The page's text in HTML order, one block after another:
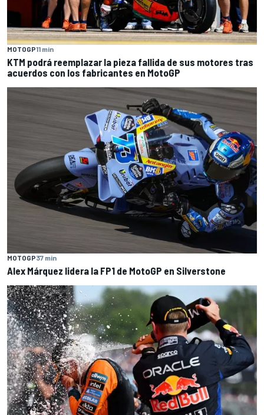
MOTOGP11 min
KTM podrá reemplazar la pieza fallida de sus motores tras
acuerdos con los fabricantes en MotoGP
MOTOGP37 min
Alex Márquez lidera la FP1 de MotoGP en Silverstone